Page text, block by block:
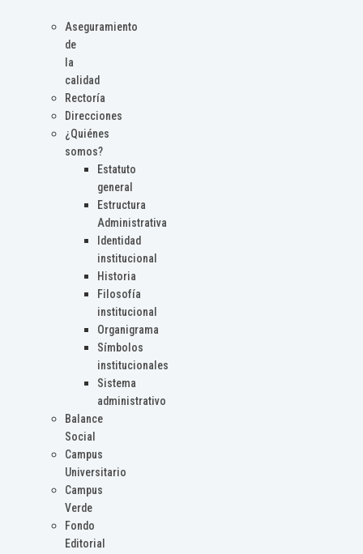
Aseguramiento
de
la
calidad
Rectoría
Direcciones
¿Quiénes
somos?
Estatuto
general
Estructura
Administrativa
Identidad
institucional
Historia
Filosofía
institucional
Organigrama
Símbolos
institucionales
Sistema
administrativo
Balance
Social
Campus
Universitario
Campus
Verde
Fondo
Editorial